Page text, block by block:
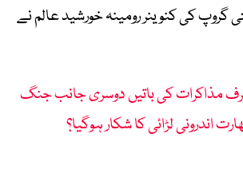
گروپ کی کنوینر رومینہ خورشید عالم نے
مذاکرات کی باتیں دوسری جانب جنگ
اندرونی لڑائی کا شکار ہوگیا؟